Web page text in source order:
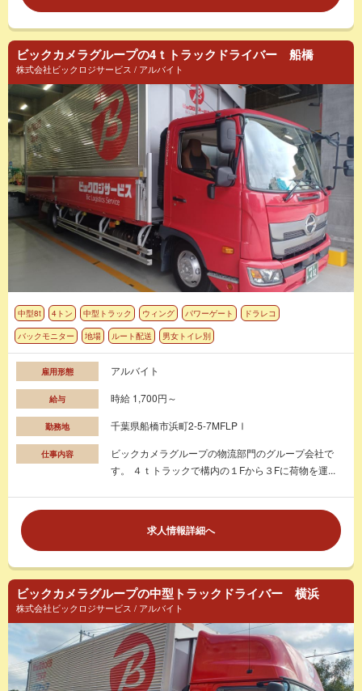
ビックカメラグループの4ｔトラックドライバー 船橋
株式会社ビックロジサービス / アルバイト
中型8t 4トン 中型トラック ウィング パワーゲート
ドラレコ
バックモニター
地場 ルート配送 男女トイレ別
雇用形態 アルバイト
給与 時給 1,700円～
勤務地 千葉県船橋市浜町2-5-7MFLPⅠ
仕事内容
ビックカメラグループの物流部門のグループ会社で
す。 ４ｔトラックで構内の１Fから３Fに荷物を運...
求人情報詳細へ
ビックカメラグループの中型トラックドライバー 横浜
株式会社ビックロジサービス / アルバイト